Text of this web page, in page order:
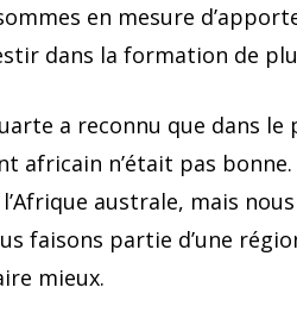
en mesure
dans la formation de
a reconnu que dans le
africain n’était pas
australe, mais
faisons partie d’une
mieux.